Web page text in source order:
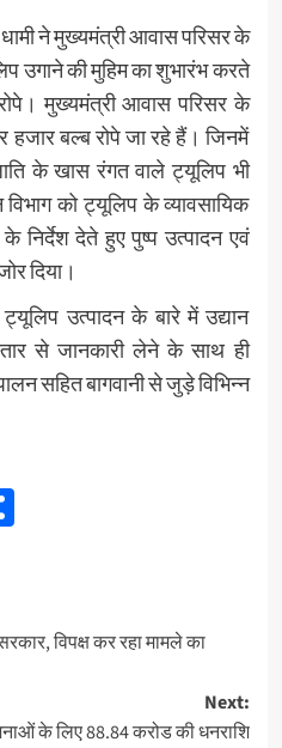
ने मुख्यमंत्री आवास परिसर के
उगाने की मुहिम का शुभारंभ करते
मुख्यमंत्री आवास परिसर के
हजार बल्ब रोपे जा रहे हैं। जिनमें
के खास रंगत वाले ट्यूलिप भी
को ट्यूलिप के व्यावसायिक
निर्देश देते हुए पुष्प उत्पादन एवं
दिया।
उत्पादन के बारे में उद्यान
से जानकारी लेने के साथ ही
सहित बागवानी से जुड़े विभिन्न
Share
विपक्ष कर रहा मामले का
Next:
के लिए 88.84 करोड की धनराशि